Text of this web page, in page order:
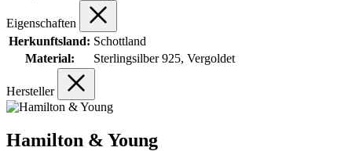
Eigenschaften
Herkunftsland: Schottland
Material:
Sterlingsilber 925, Vergoldet
Hersteller
Hamilton & Young